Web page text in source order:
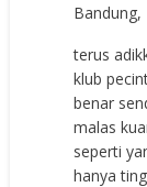
Bandung,
terus
klub
benar
malas
seperti
hanya